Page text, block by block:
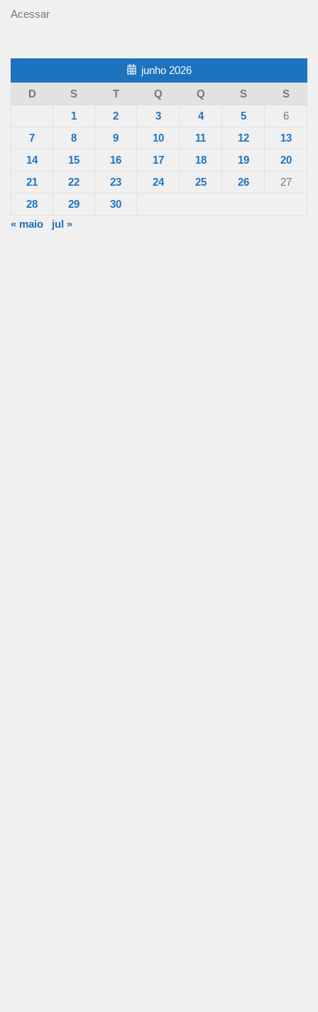
Acessar
junho 2026
D
S T Q Q S
S
1
2 3 4 5
6
7
8 9 10 11 12
13
14
15 16 17 18 19
20
21
22 23 24 25 26
27
28
29
30
« maio
jul »